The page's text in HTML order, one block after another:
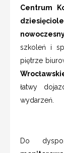
Centrum
szkoleń i
piętrze
łatwy
wydarzeń.
Do